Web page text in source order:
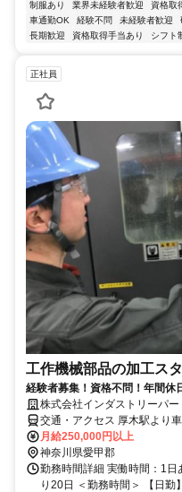
制服あり 業界未経験者歓迎 資格取
車通勤OK
経験不問 未経験者歓迎
長期歓迎
資格取得手当あり シフト
正社員
工作機械部品の加工ス
経験者募集！資格不問！年間休
株式会社インダストリーパ
交通・アクセス 厚木駅より
丁目駅」から徒歩3分／車・
月給250,000円以上
神奈川県愛甲郡
勤務時間詳細 実働時間：1
り20日 ＜勤務時間＞ 【日